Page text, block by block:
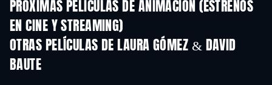
PRÓXIMAS PELÍCULAS DE ANIMACIÓN (ESTRENOS
EN CINE Y STREAMING)
OTRAS PELÍCULAS DE LAURA GÓMEZ & DAVID
BAUTE